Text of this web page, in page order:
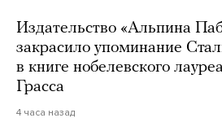
Издательство «Альпина
закрасило упоминание
в книге нобелевского
Грасса
4 часа назад